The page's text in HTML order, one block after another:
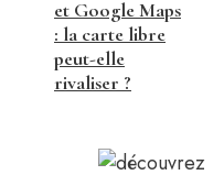
et Google Maps
: la carte libre
peut-elle
rivaliser ?